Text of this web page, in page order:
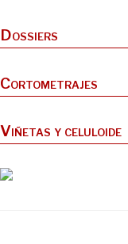
Dossiers
Cortometrajes
Viñetas y celuloide